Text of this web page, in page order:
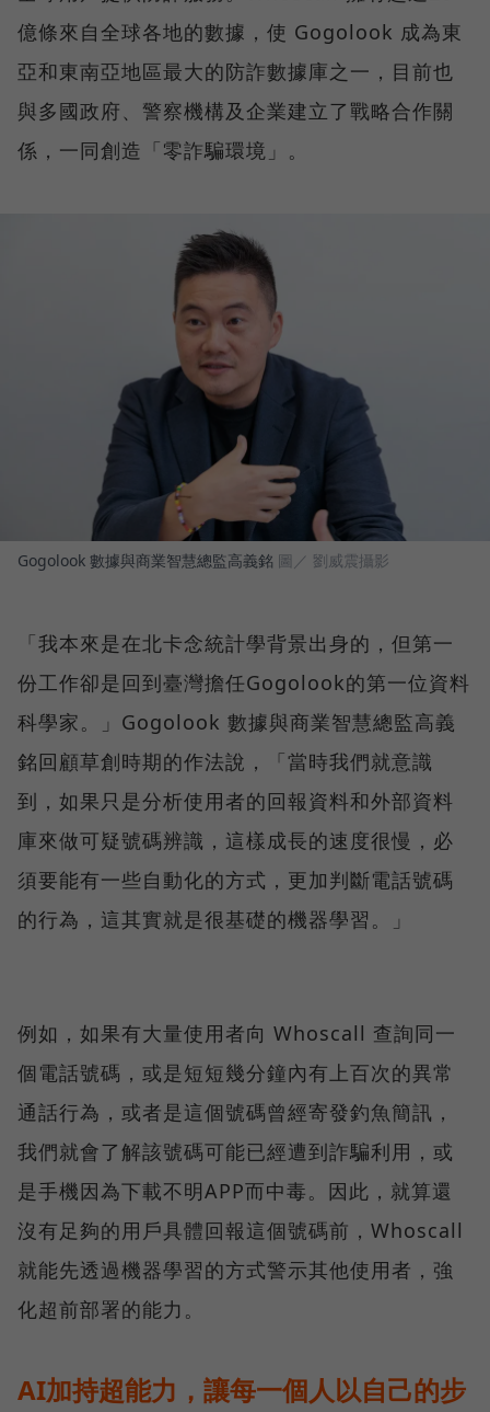
億條來自全球各地的數據，使 Gogolook 成為東
亞和東南亞地區最大的防詐數據庫之一，目前也
與多國政府、警察機構及企業建立了戰略合作關
係，一同創造「零詐騙環境」。
Gogolook 數據與商業智慧總監高義銘 圖／ 劉威震攝影
「我本來是在北卡念統計學背景出身的，但第一
份工作卻是回到臺灣擔任Gogolook的第一位資料
科學家。」Gogolook 數據與商業智慧總監高義
銘回顧草創時期的作法說，「當時我們就意識
到，如果只是分析使用者的回報資料和外部資料
庫來做可疑號碼辨識，這樣成長的速度很慢，必
須要能有一些自動化的方式，更加判斷電話號碼
的行為，這其實就是很基礎的機器學習。」
例如，如果有大量使用者向 Whoscall 查詢同一
個電話號碼，或是短短幾分鐘內有上百次的異常
通話行為，或者是這個號碼曾經寄發釣魚簡訊，
我們就會了解該號碼可能已經遭到詐騙利用，或
是手機因為下載不明APP而中毒。因此，就算還
沒有足夠的用戶具體回報這個號碼前，Whoscall
就能先透過機器學習的方式警示其他使用者，強
化超前部署的能力。
AI加持超能力，讓每一個人以自己的步